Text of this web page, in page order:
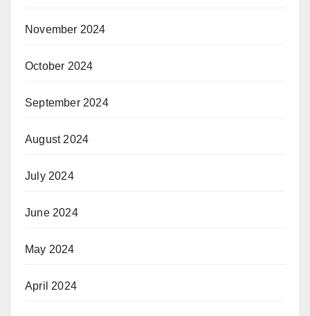
November 2024
October 2024
September 2024
August 2024
July 2024
June 2024
May 2024
April 2024